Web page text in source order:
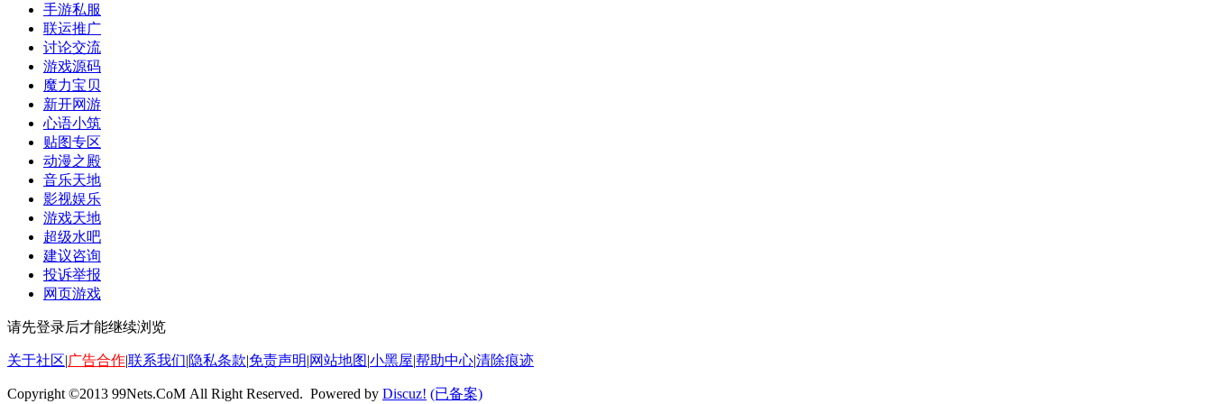
手游私服
联运推广
讨论交流
游戏源码
魔力宝贝
新开网游
心语小筑
贴图专区
动漫之殿
音乐天地
影视娱乐
游戏天地
超级水吧
建议咨询
投诉举报
网页游戏
请先登录后才能继续浏览
关于社区|广告合作|联系我们|隐私条款|免责声明|网站地图|小黑屋|帮助中心|清除痕迹
Copyright ©2013 99Nets.CoM All Right Reserved. Powered by Discuz! (已备案)